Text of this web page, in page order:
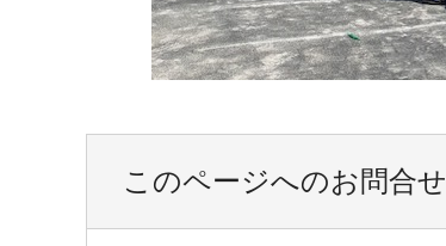
このページへのお問合せ